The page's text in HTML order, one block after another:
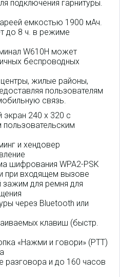
подключения гарнитуры.
емкостью 1900 мАч.
до 8 ч. в режиме
W610H может
беспроводных
жилые районы,
пользователям
связь.
240 x 320 с
пользовательским
и хендовер
шифрования WPA2-PSK
при входящем вызове
для ремня для
через Bluetooth или
клавиш (быстр.
«Нажми и говори» (PTT)
и до 160 часов